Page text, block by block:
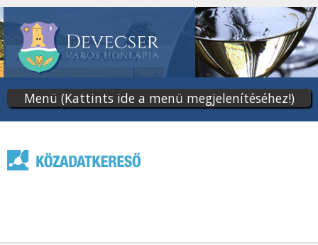
tartalomra
Menü (Kattints ide a menü megjelenítéséhez!)